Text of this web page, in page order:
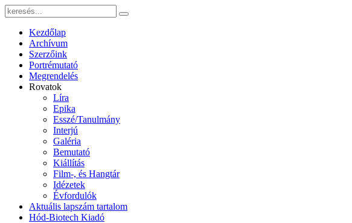
Kezdőlap
Archívum
Szerzőink
Portrémutató
Megrendelés
Rovatok
Líra
Epika
Esszé/Tanulmány
Interjú
Galéria
Bemutató
Kiállítás
Film-, és Hangtár
Idézetek
Évfordulók
Aktuális lapszám tartalom
Hód-Biotech Kiadó